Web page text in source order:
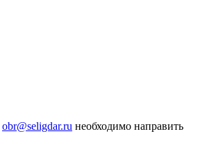
obr@seligdar.ru необходимо направить